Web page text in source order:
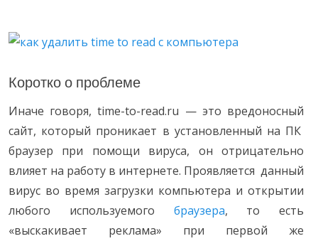
Коротко о проблеме
Иначе говоря, time-to-read.ru — это вредоносный
сайт, который проникает в установленный на ПК
браузер при помощи вируса, он отрицательно
влияет на работу в интернете. Проявляется данный
вирус во время загрузки компьютера и открытии
любого используемого браузера, то есть
«выскакивает реклама» при первой же